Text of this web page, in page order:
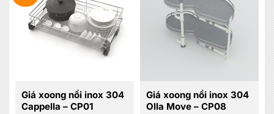
Giá xoong nồi inox 304
Cappella – CP01
Giá xoong nồi inox 304
Olla Move – CP08